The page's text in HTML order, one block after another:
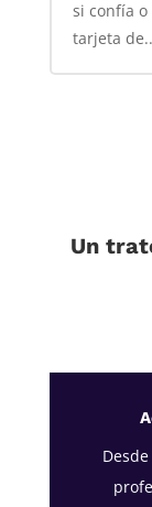
si confía o
tarjeta
Un